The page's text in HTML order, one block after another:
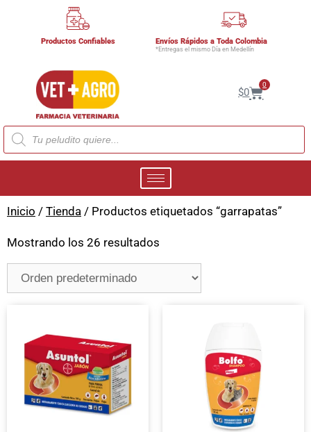
Productos Confiables Envíos Rápidos a Toda Colombia
*Entregas el mismo Día en Medellín
$0
0
Inicio / Tienda / Productos etiquetados “garrapatas”
Mostrando los 26 resultados